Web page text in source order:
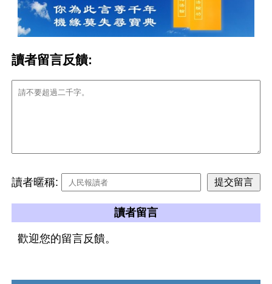
讀者留言反饋:
讀者暱稱:
讀者留言
歡迎您的留言反饋。